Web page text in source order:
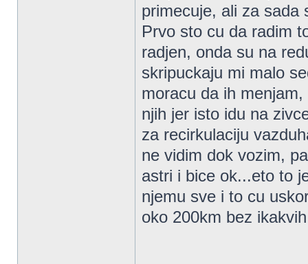
primecuje, ali za
Prvo sto cu da radim
radjen, onda su na
skripuckaju mi malo
moracu da ih
njih jer isto idu na
za recirkulaciju
ne vidim dok vozim,
astri i bice ok...eto to
njemu sve i to cu
oko 200km bez